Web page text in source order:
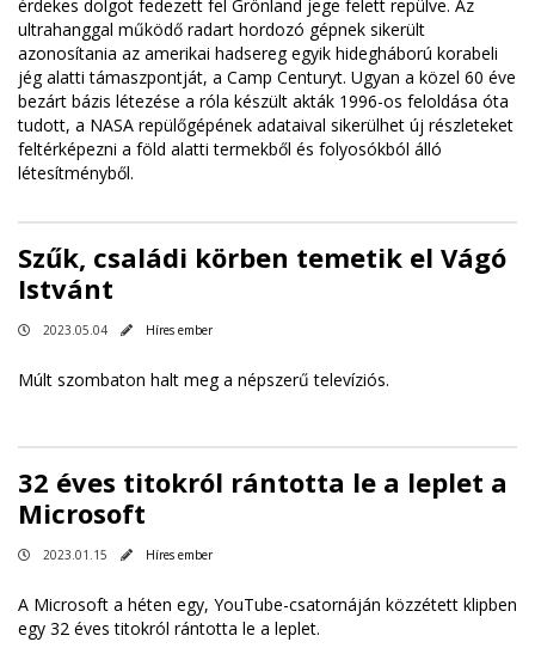
érdekes dolgot fedezett fel Grönland jege felett repülve. Az
ultrahanggal működő radart hordozó gépnek sikerült
azonosítania az amerikai hadsereg egyik hidegháború korabeli
jég alatti támaszpontját, a Camp Centuryt. Ugyan a közel 60 éve
bezárt bázis létezése a róla készült akták 1996-os feloldása óta
tudott, a NASA repülőgépének adataival sikerülhet új részleteket
feltérképezni a föld alatti termekből és folyosókból álló
létesítményből.
Szűk, családi körben temetik el Vágó
Istvánt
2023.05.04 Híres ember
Múlt szombaton halt meg a népszerű televíziós.
32 éves titokról rántotta le a leplet a
Microsoft
2023.01.15 Híres ember
A Microsoft a héten egy, YouTube-csatornáján közzétett klipben
egy 32 éves titokról rántotta le a leplet.